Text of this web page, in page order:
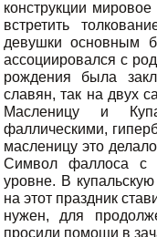
конструкции
встретить
девушки основным
ассоциировался с
рождения была
славян, так на двух
Масленицу и
фаллическими,
масленицу это
Символ фаллоса с
уровне. В
на этот праздник
нужен, для
просили помощи в